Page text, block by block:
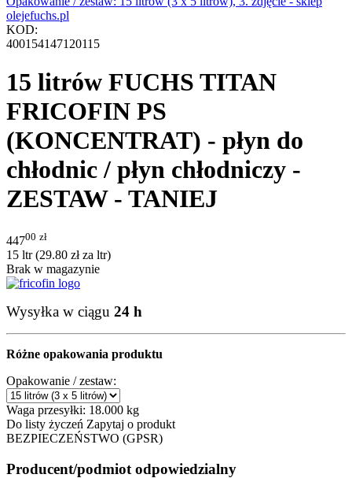
KOD:
400154147120115
15 litrów FUCHS TITAN
FRICOFIN PS
(KONCENTRAT) - płyn do
chłodnic / płyn chłodniczy -
ZESTAW - TANIEJ
44700 zł
15 ltr (29.80 złza ltr)
Brak w magazynie
Wysyłka w ciągu 24 h
Różne opakowania produktu
Opakowanie / zestaw:
Waga przesyłki: 18.000 kg
Do listy życzeń Zapytaj o produkt
BEZPIECZEŃSTWO (GPSR)
Producent/podmiot odpowiedzialny